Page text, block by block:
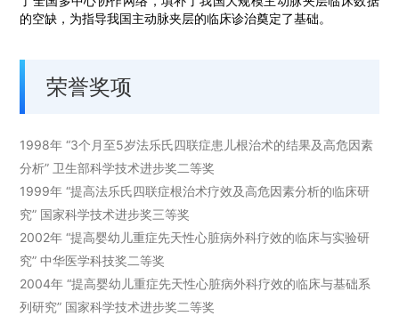
的空缺，为指导我国主动脉夹层的临床诊治奠定了基础。
荣誉奖项
1998年“3个月至5岁法乐氏四联症患儿根治术的结果及高危因素
分析” 卫生部科学技术进步奖二等奖
1999年 “提高法乐氏四联症根治术疗效及高危因素分析的临床研
究” 国家科学技术进步奖三等奖
2002年 “提高婴幼儿重症先天性心脏病外科疗效的临床与实验研
究” 中华医学科技奖二等奖
2004年 “提高婴幼儿重症先天性心脏病外科疗效的临床与基础系
列研究” 国家科学技术进步奖二等奖